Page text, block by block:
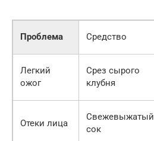
Проблема Средство
Легкий
ожог
Срез сырого
клубня
Отеки лица
Свежевыжатый
сок